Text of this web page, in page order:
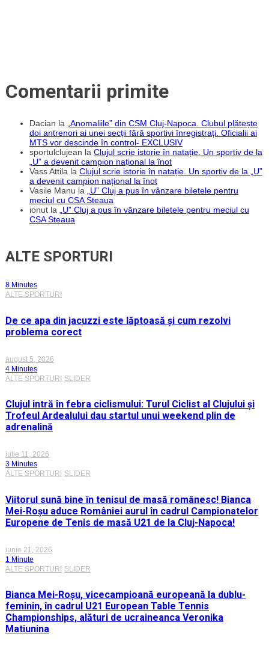
Comentarii primite
Dacian la „Anomaliile” din CSM Cluj-Napoca. Clubul plătește
doi antrenori ai unei secții fără sportivi înregistrați. Oficialii ai
MTS vor descinde în control- EXCLUSIV
sportulclujean la Clujul scrie istorie în natație. Un sportiv de la
„U” a devenit campion național la înot
Vass Attila la Clujul scrie istorie în natație. Un sportiv de la „U”
a devenit campion național la înot
Vasile Manu la „U” Cluj a pus în vânzare biletele pentru
meciul cu CSA Steaua
ionut la „U” Cluj a pus în vânzare biletele pentru meciul cu
CSA Steaua
ALTE SPORTURI
8 Minutes
ALTE SPORTURI
De ce apa din jacuzzi este lăptoasă și cum rezolvi
problema corect
august 5, 2026
4 Minutes
ALTE SPORTURI SLIDER
Clujul intră în febra ciclismului: Turul Ciclist al Clujului și
Trofeul Ardealului dau startul unui weekend plin de
adrenalină
iulie 11, 2026
3 Minutes
ALTE SPORTURI
SLIDER
Viitorul sună bine în tenisul de masă românesc! Bianca
Mei-Roșu aduce României aurul în cadrul Campionatelor
Europene de Tenis de masă U21 de la Cluj-Napoca!
iunie 21, 2026
1 Minute
ALTE SPORTURI SLIDER
Bianca Mei-Roșu, vicecampioană europeană la dublu-
feminin, în cadrul U21 European Table Tennis
Championships, alături de ucraineanca Veronika
Matiunina